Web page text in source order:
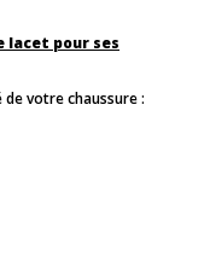
lacet pour ses
votre chaussure :